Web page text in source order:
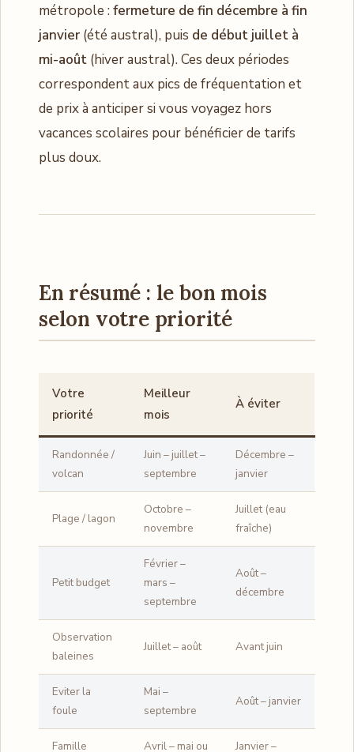
métropole :fermeture de fin décembre à fin
janvier (été austral), puis de début juillet à
mi-août (hiver austral). Ces deux périodes
correspondent aux pics de fréquentation et
de prix à anticiper si vous voyagez hors
vacances scolaires pour bénéficier de tarifs
plus doux.
En résumé : le bon mois
selon votre priorité
Votre
priorité
Meilleur
mois
À éviter
Randonnée /
volcan
Juin – juillet –
septembre
Décembre –
janvier
Plage / lagon
Octobre –
novembre
Juillet (eau
fraîche)
Petit budget
Février –
mars –
septembre
Août –
décembre
Observation
baleines
Juillet – août Avant juin
Eviter la
foule
Mai –
septembre
Août – janvier
Famille Avril – mai ou Janvier –